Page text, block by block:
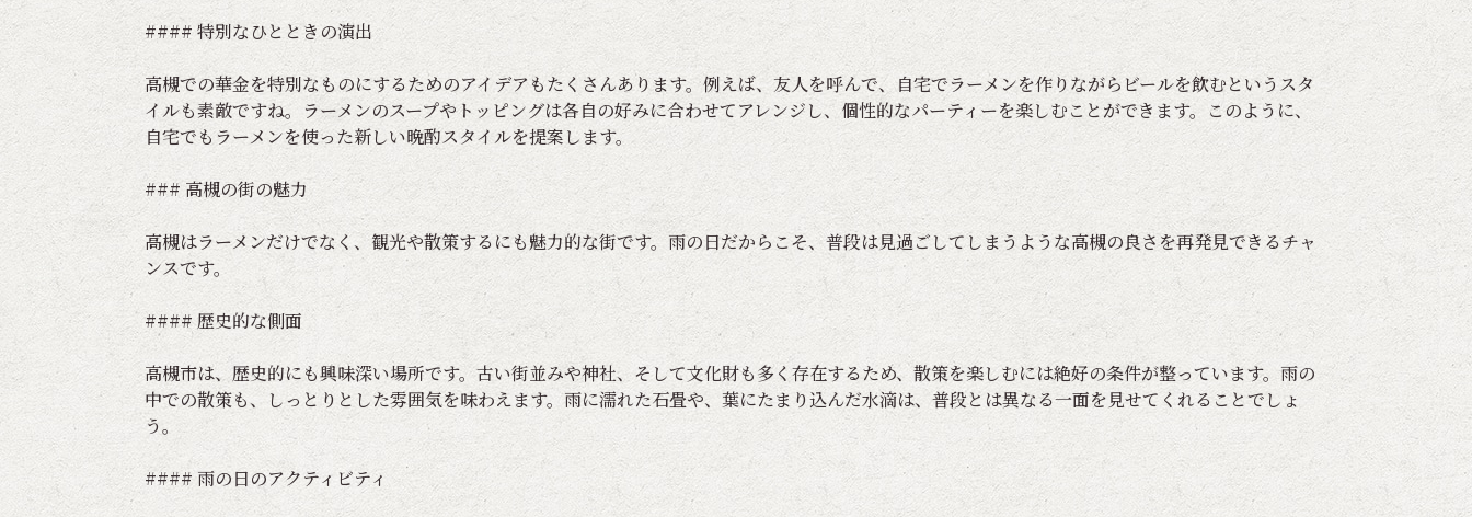
#### 特別なひとときの演出
高槻での華金を特別なものにするためのアイデアもたくさんあります。例えば、友人を呼んで、自宅でラーメンを作りながらビールを飲むというスタ
イルも素敵ですね。ラーメンのスープやトッピングは各自の好みに合わせてアレンジし、個性的なパーティーを楽しむことができます。このように、
自宅でもラーメンを使った新しい晩酌スタイルを提案します。
### 高槻の街の魅力
高槻はラーメンだけでなく、観光や散策するにも魅力的な街です。雨の日だからこそ、普段は見過ごしてしまうような高槻の良さを再発見できるチャ
ンスです。
#### 歴史的な側面
高槻市は、歴史的にも興味深い場所です。古い街並みや神社、そして文化財も多く存在するため、散策を楽しむには絶好の条件が整っています。雨の
中での散策も、しっとりとした雰囲気を味わえます。雨に濡れた石畳や、葉にたまり込んだ水滴は、普段とは異なる一面を見せてくれることでしょ
う。
#### 雨の日のアクティビティ